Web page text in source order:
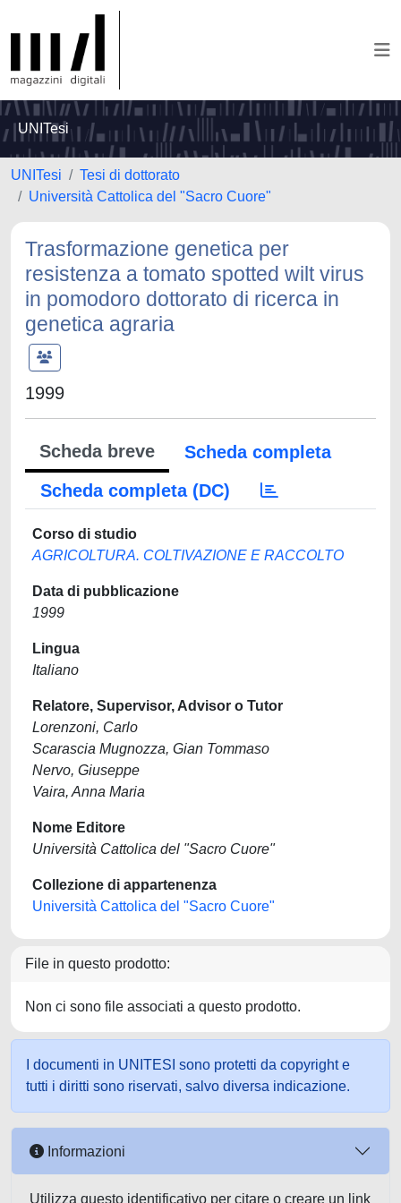
UNITesi
UNITesi
Tesi di dottorato
Università Cattolica del "Sacro Cuore"
Trasformazione genetica per
resistenza a tomato spotted wilt virus
in pomodoro dottorato di ricerca in
genetica agraria
1999
Scheda breve
Scheda completa
Scheda completa (DC)
Corso di studio
AGRICOLTURA. COLTIVAZIONE E RACCOLTO
Data di pubblicazione
1999
Lingua
Italiano
Relatore, Supervisor, Advisor o Tutor
Lorenzoni, Carlo
Scarascia Mugnozza, Gian Tommaso
Nervo, Giuseppe
Vaira, Anna Maria
Nome Editore
Università Cattolica del "Sacro Cuore"
Collezione di appartenenza
Università Cattolica del "Sacro Cuore"
File in questo prodotto:
Non ci sono file associati a questo prodotto.
I documenti in UNITESI sono protetti da copyright e
tutti i diritti sono riservati, salvo diversa indicazione.
Informazioni
Utilizza questo identificativo per citare o creare un link